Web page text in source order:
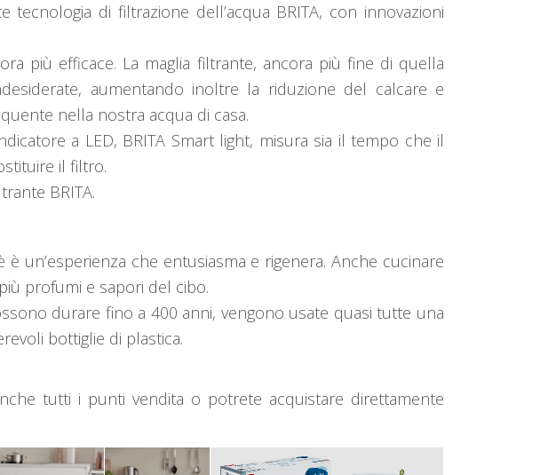
di filtrazione dell’acqua BRITA, con innovazioni
più efficace. La maglia filtrante, ancora più fine di quella
aumentando inoltre la riduzione del calcare e
nella nostra acqua di casa.
a LED, BRITA Smart light, misura sia il tempo che il
il filtro.
BRITA.
un’esperienza che entusiasma e rigenera. Anche cucinare
profumi e sapori del cibo.
durare fino a 400 anni, vengono usate quasi tutte una
bottiglie di plastica.
tutti i punti vendita o potrete acquistare direttamente